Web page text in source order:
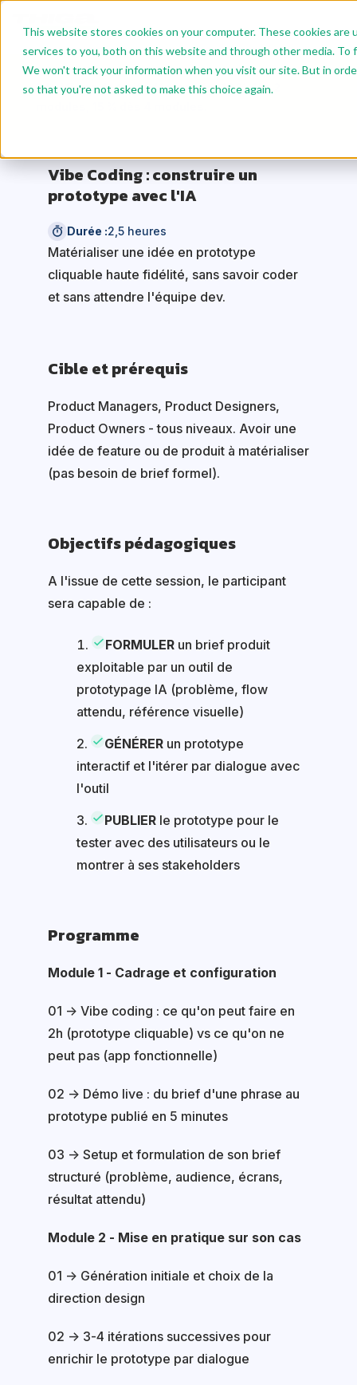
This website stores cookies on your computer. These cookies
services to you, both on this website and through other media.
We won't track your information when you visit our site. But in
so that you're not asked to make this choice again.
Bénéficiez de tarifs dégressifs : 10 % dès 2
Vibe Coding : construire un
prototype avec l'IA
Durée :2,5 heures
Matérialiser une idée en prototype
cliquable haute fidélité, sans savoir coder
et sans attendre l'équipe dev.
Cible et prérequis
Product Managers, Product Designers,
Product Owners - tous niveaux. Avoir une
idée de feature ou de produit à matérialiser
(pas besoin de brief formel).
Objectifs pédagogiques
A l'issue de cette session, le participant
sera capable de :
FORMULER un brief produit
exploitable par un outil de
prototypage IA (problème, flow
attendu, référence visuelle)
GÉNÉRER un prototype
interactif et l'itérer par dialogue avec
l'outil
PUBLIER le prototype pour le
tester avec des utilisateurs ou le
montrer à ses stakeholders
Programme
Module 1 - Cadrage et configuration
01 → Vibe coding : ce qu'on peut faire en
2h (prototype cliquable) vs ce qu'on ne
peut pas (app fonctionnelle)
02 → Démo live : du brief d'une phrase au
prototype publié en 5 minutes
03 → Setup et formulation de son brief
structuré (problème, audience, écrans,
résultat attendu)
Module 2 - Mise en pratique sur son cas
01 → Génération initiale et choix de la
direction design
02 → 3-4 itérations successives pour
enrichir le prototype par dialogue